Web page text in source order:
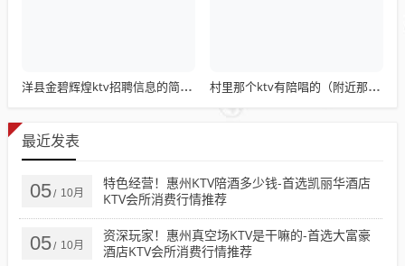
洋县金碧辉煌ktv招聘信息的简单介绍 村里那个ktv有陪唱的（附近那个ktv有陪唱的）
最近发表
05/ 10月
特色经营！惠州KTV陪酒多少钱-首选凯丽华酒店
KTV会所消费行情推荐
05/ 10月
资深玩家！惠州真空场KTV是干嘛的-首选大富豪
酒店KTV会所消费行情推荐